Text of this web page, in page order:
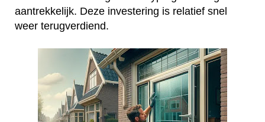
aantrekkelijk. Deze investering is relatief snel
weer terugverdiend.